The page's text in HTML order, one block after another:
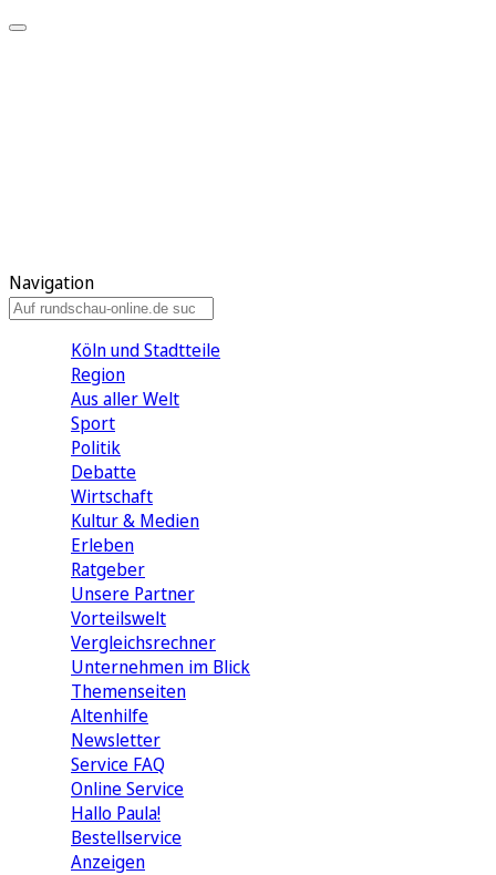
Navigation
Köln und Stadtteile
Region
Aus aller Welt
Sport
Politik
Debatte
Wirtschaft
Kultur & Medien
Erleben
Ratgeber
Unsere Partner
Vorteilswelt
Vergleichsrechner
Unternehmen im Blick
Themenseiten
Altenhilfe
Newsletter
Service FAQ
Online Service
Hallo Paula!
Bestellservice
Anzeigen